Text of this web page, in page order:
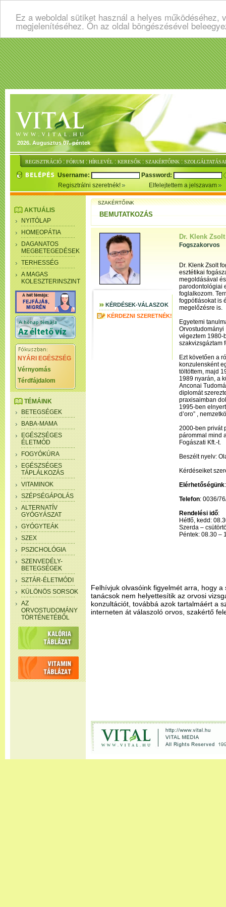
Ez a weboldal sütiket használ a helyes
megjelenítéséhez. Ön az oldal böngészésével
2026. Augusztus 07. péntek
REGISZTRÁCIÓ : FÓRUM : HÍRLEVÉL : KERESŐK : SZAKÉRTŐINK :
Username:
Password:
Regisztrálni szeretnék!
Elfelejtettem a jelszavam
AKTUÁLIS
NYITÓLAP
HOMEOPÁTIA
DAGANATOS
MEGBETEGEDÉSEK
TERHESSÉG
A MAGAS
KOLESZTERINSZINT
NYÁRI EGÉSZSÉG
Vérnyomás
Térdfájdalom
TÉMÁINK
BETEGSÉGEK
BABA-MAMA
EGÉSZSÉGES
ÉLETMÓD
FOGYÓKÚRA
EGÉSZSÉGES
TÁPLÁLKOZÁS
VITAMINOK
SZÉPSÉGÁPOLÁS
ALTERNATÍV
GYÓGYÁSZAT
GYÓGYTEÁK
SZEX
PSZICHOLÓGIA
SZENVEDÉLY-
BETEGSÉGEK
SZTÁR-ÉLETMÓDI
KÜLÖNÖS SORSOK
AZ
ORVOSTUDOMÁNY
TÖRTÉNETÉBŐL
SZAKÉRTŐINK
BEMUTATKOZÁS
KÉRDÉSEK-VÁLASZOK
KÉRDEZNI SZERETNÉK!
Dr. Klenk Zsolt
Fogszakorvos
Dr. Klenk Zsolt
esztétikai
megoldásával
parodontológiai
foglalkozom.
fogpótlásokat is
megelőzésre is.
Egyetemi
Orvostudományi
végeztem 1980-
szakvizsgáztam
Ezt követően a
konzulensként
töltöttem, majd
1989 nyarán, a
Anconai
diplomát
praxisaimban
1995-ben
d’oro” ,
2000-ben privát
párommal mind
Fogászati Kft.-t.
Beszélt nyelv:
Kérdéseiket
Elérhetőségünk
Telefon: 0036/
Rendelési idő:
Hétfő, kedd:
Szerda –
Péntek: 08.30 –
Felhívjuk olvasóink figyelmét arra, hogy a
tanácsok nem helyettesítik az orvosi
konzultációt, továbbá azok tartalmáért a
interneten át válaszoló orvos, szakértő